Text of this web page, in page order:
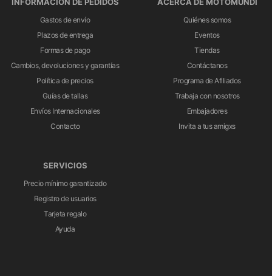
INFORMACIÓN DE PEDIDOS
Gastos de envío
Plazos de entrega
Formas de pago
Cambios, devoluciones y garantías
Política de precios
Guías de tallas
Envíos Internacionales
Contacto
ACERCA DE MOTOMUNDI
Quiénes somos
Eventos
Tiendas
Contáctanos
Programa de Afiliados
Trabaja con nosotros
Embajadores
Invita a tus amigxs
SERVICIOS
Precio mínimo garantizado
Registro de usuarios
Tarjeta regalo
Ayuda